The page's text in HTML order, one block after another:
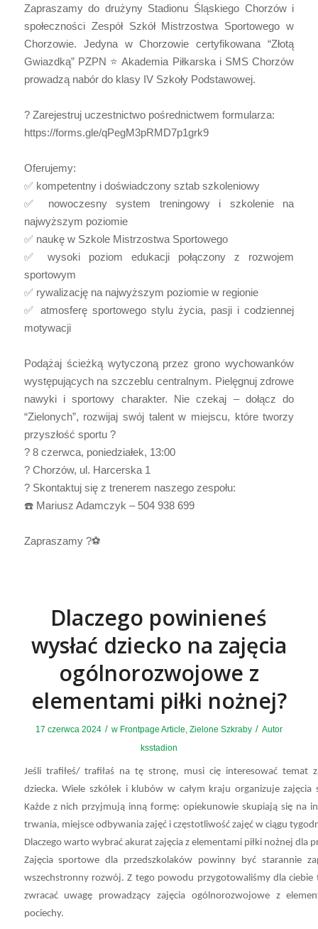
Zapraszamy do drużyny Stadionu Śląskiego Chorzów i
społeczności Zespół Szkół Mistrzostwa Sportowego w
Chorzowie. Jedyna w Chorzowie certyfikowana “Złotą
Gwiazdką” PZPN ⭐ Akademia Piłkarska i SMS Chorzów
prowadzą nabór do klasy IV Szkoły Podstawowej.
? Zarejestruj uczestnictwo pośrednictwem formularza:
https://forms.gle/qPegM3pRMD7p1grk9
Oferujemy:
✅ kompetentny i doświadczony sztab szkoleniowy
✅ nowoczesny system treningowy i szkolenie na
najwyższym poziomie
✅ naukę w Szkole Mistrzostwa Sportowego
✅ wysoki poziom edukacji połączony z rozwojem
sportowym
✅ rywalizację na najwyższym poziomie w regionie
✅ atmosferę sportowego stylu życia, pasji i codziennej
motywacji
Podążaj ścieżką wytyczoną przez grono wychowanków
występujących na szczeblu centralnym. Pielęgnuj zdrowe
nawyki i sportowy charakter. Nie czekaj – dołącz do
“Zielonych”, rozwijaj swój talent w miejscu, które tworzy
przyszłość sportu ?
? 8 czerwca, poniedziałek, 13:00
? Chorzów, ul. Harcerska 1
? Skontaktuj się z trenerem naszego zespołu:
☎️ Mariusz Adamczyk – 504 938 699
Zapraszamy ?⚽
Dlaczego powinieneś
wysłać dziecko na zajęcia
ogólnorozwojowe z
elementami piłki nożnej?
17 czerwca 2024 / w Frontpage Article, Zielone Szkraby / Autor
ksstadion
Jeśli trafiłeś/ trafiłaś na tę stronę, musi cię interesować temat
dziecka. Wiele szkółek i klubów w całym kraju organizuje
Każde z nich przyjmują inną formę: opiekunowie skupiają się na
trwania, miejsce odbywania zajęć i częstotliwość zajęć w ciągu
Dlaczego warto wybrać akurat zajęcia z elementami piłki nożnej dla
Zajęcia sportowe dla przedszkolaków powinny być starannie
wszechstronny rozwój. Z tego powodu przygotowaliśmy dla
zwracać uwagę prowadzący zajęcia ogólnorozwojowe z
pociechy.